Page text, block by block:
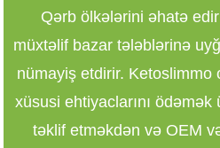
Qərb ölkələrini əhatə
müxtəlif bazar tələblərinə
nümayiş etdirir. Ketoslimmo
xüsusi ehtiyaclarını
təklif etməkdən və OEM